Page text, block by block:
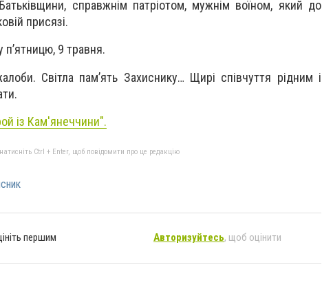
справжнім патріотом, мужнім воїном, який до
присязі.
9 травня.
Світла пам’ять Захиснику… Щирі співчуття рідним і
із Кам'янеччини".
Ctrl + Enter, щоб повідомити про це редакцію
першим Авторизуйтесь, щоб оцінити